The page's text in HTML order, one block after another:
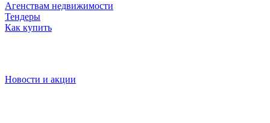
Агенствам недвижимости
Тендеры
Как купить
Новости и акции